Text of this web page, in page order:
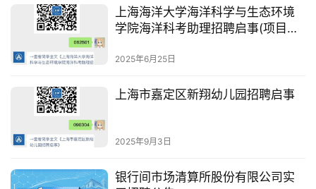
上海海洋大学海洋科学与生态环境
学院海洋科考助理招聘启事(项目用
2025年6月25日
上海市嘉定区新翔幼儿园招聘启事
2025年9月3日
银行间市场清算所股份有限公司实